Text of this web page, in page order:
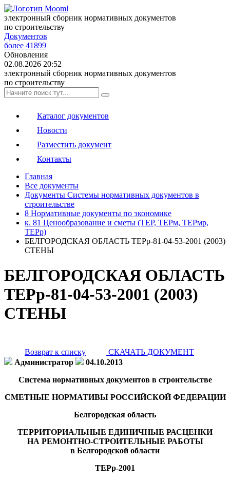
электронный сборник нормативных документов
по строительству
Документов
более 41899
Обновления
02.08.2026 20:52
электронный сборник нормативных документов
по строительству
Каталог документов
Новости
Разместить документ
Контакты
Главная
Все документы
Документы Системы нормативных документов в
строительстве
8 Нормативные документы по экономике
к. 81 Ценообразование и сметы (ТЕР, ТЕРм, ТЕРмр,
ТЕРр)
БЕЛГОРОДСКАЯ ОБЛАСТЬ ТЕРр-81-04-53-2001 (2003)
СТЕНЫ
БЕЛГОРОДСКАЯ ОБЛАСТЬ
ТЕРр-81-04-53-2001 (2003)
СТЕНЫ
Возврат к списку
СКАЧАТЬ ДОКУМЕНТ
Администратор
04.10.2013
Система нормативных документов в строительстве
СМЕТНЫЕ НОРМАТИВЫ РОССИЙСКОЙ ФЕДЕРАЦИИ
Белгородская область
ТЕРРИТОРИАЛЬНЫЕ ЕДИНИЧНЫЕ РАСЦЕНКИ
НА РЕМОНТНО-СТРОИТЕЛЬНЫЕ РАБОТЫ
в Белгородской области
ТЕРр-2001